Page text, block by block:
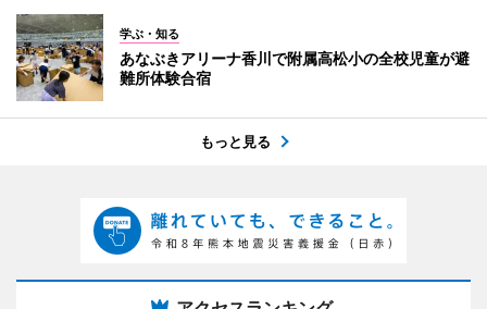
学ぶ・知る
あなぶきアリーナ香川で附属高松小の全校児童が避
難所体験合宿
もっと見る